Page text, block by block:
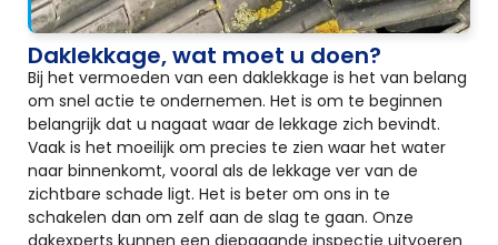
Daklekkage, wat moet u doen?
Bij het vermoeden van een daklekkage is het van belang
om snel actie te ondernemen. Het is om te beginnen
belangrijk dat u nagaat waar de lekkage zich bevindt.
Vaak is het moeilijk om precies te zien waar het water
naar binnenkomt, vooral als de lekkage ver van de
zichtbare schade ligt. Het is beter om ons in te
schakelen dan om zelf aan de slag te gaan. Onze
dakexperts kunnen een diepgaande inspectie uitvoeren